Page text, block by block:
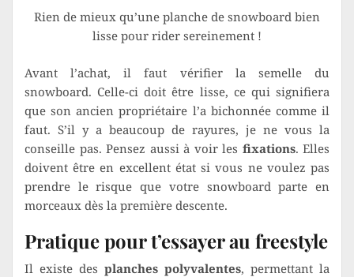
Rien de mieux qu’une planche de snowboard bien
lisse pour rider sereinement !
Avant l’achat, il faut vérifier la semelle du
snowboard. Celle-ci doit être lisse, ce qui signifiera
que son ancien propriétaire l’a bichonnée comme il
faut. S’il y a beaucoup de rayures, je ne vous la
conseille pas. Pensez aussi à voir les fixations. Elles
doivent être en excellent état si vous ne voulez pas
prendre le risque que votre snowboard parte en
morceaux dès la première descente.
Pratique pour t’essayer au freestyle
Il existe des planches polyvalentes, permettant la